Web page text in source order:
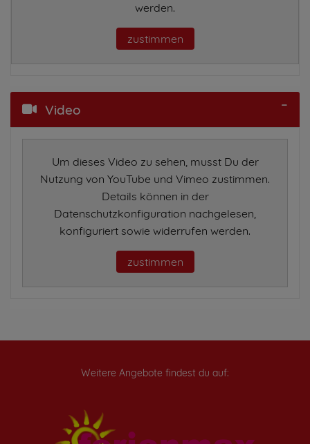
werden.
zustimmen
Video
Um dieses Video zu sehen, musst Du der
Nutzung von YouTube und Vimeo zustimmen.
Details können in der
Datenschutzkonfiguration nachgelesen,
konfiguriert sowie widerrufen werden.
zustimmen
Weitere Angebote findest du auf: